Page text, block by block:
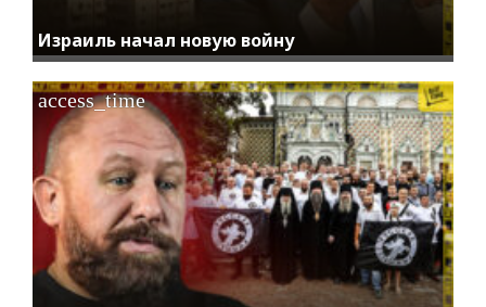
Израиль начал новую войну
access_time